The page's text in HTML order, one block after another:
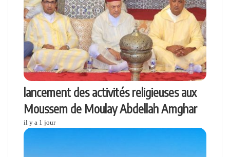
lancement des activités religieuses aux
Moussem de Moulay Abdellah Amghar
il y a 1 jour